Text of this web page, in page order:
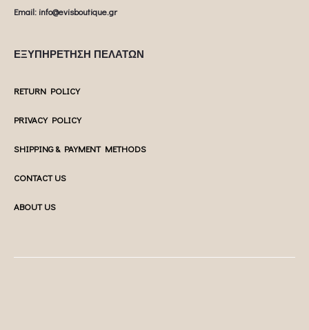
Email: info@evisboutique.gr
ΕΞΥΠΗΡΕΤΗΣΗ ΠΕΛΑΤΩΝ
RETURN POLICY
PRIVACY POLICY
SHIPPING & PAYMENT METHODS
CONTACT US
ABOUT US